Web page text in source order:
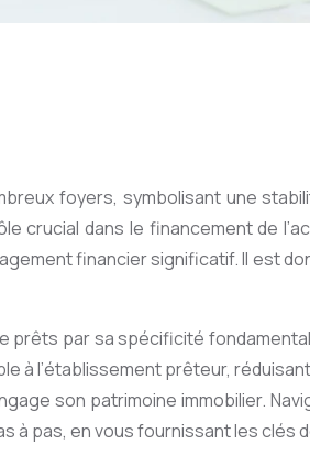
foyers, symbolisant une
dans le financement de
financier significatif. Il est
par sa spécificité
à l’établissement prêteur,
son patrimoine immobilier.
à pas, en vous fournissant les clés